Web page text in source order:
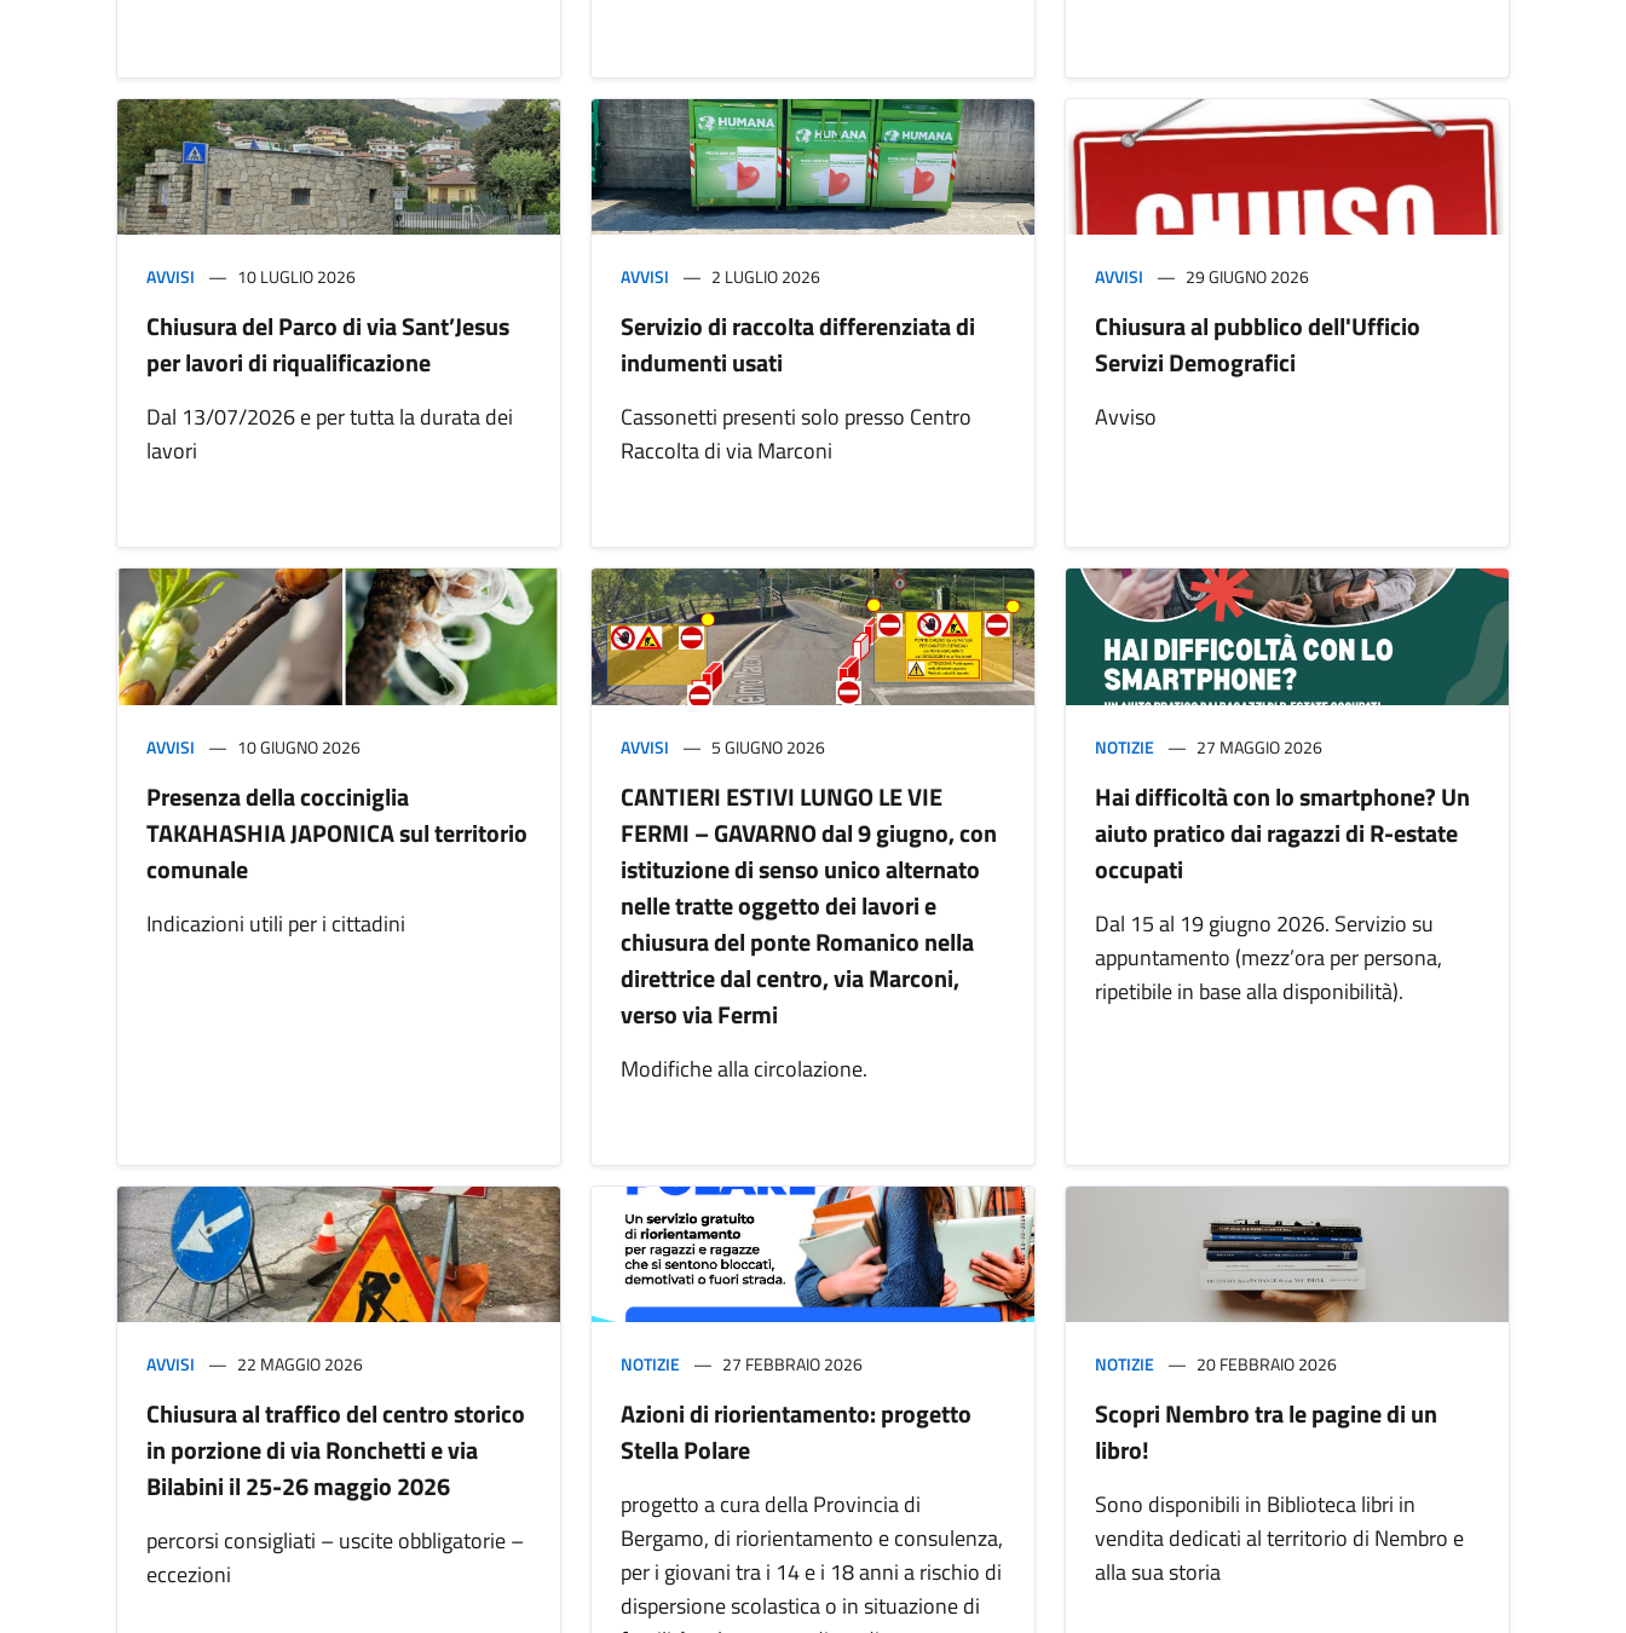
AVVISI 10 LUGLIO 2026
Chiusura del Parco di via Sant’Jesus
per lavori di riqualificazione
Dal 13/07/2026 e per tutta la durata dei
lavori
AVVISI 2 LUGLIO 2026
Servizio di raccolta differenziata di
indumenti usati
Cassonetti presenti solo presso Centro
Raccolta di via Marconi
AVVISI 29 GIUGNO 2026
Chiusura al pubblico dell'Ufficio
Servizi Demografici
Avviso
AVVISI 10 GIUGNO 2026
Presenza della cocciniglia
TAKAHASHIA JAPONICA sul territorio
comunale
Indicazioni utili per i cittadini
AVVISI 5 GIUGNO 2026
CANTIERI ESTIVI LUNGO LE VIE
FERMI – GAVARNO dal 9 giugno, con
istituzione di senso unico alternato
nelle tratte oggetto dei lavori e
chiusura del ponte Romanico nella
direttrice dal centro, via Marconi,
verso via Fermi
Modifiche alla circolazione.
NOTIZIE 27 MAGGIO 2026
Hai difficoltà con lo smartphone? Un
aiuto pratico dai ragazzi di R-estate
occupati
Dal 15 al 19 giugno 2026. Servizio su
appuntamento (mezz’ora per persona,
ripetibile in base alla disponibilità).
AVVISI 22 MAGGIO 2026
Chiusura al traffico del centro storico
in porzione di via Ronchetti e via
Bilabini il 25-26 maggio 2026
percorsi consigliati – uscite obbligatorie –
eccezioni
NOTIZIE 27 FEBBRAIO 2026
Azioni di riorientamento: progetto
Stella Polare
progetto a cura della Provincia di
Bergamo, di riorientamento e consulenza,
per i giovani tra i 14 e i 18 anni a rischio di
dispersione scolastica o in situazione di
NOTIZIE 20 FEBBRAIO 2026
Scopri Nembro tra le pagine di un
libro!
Sono disponibili in Biblioteca libri in
vendita dedicati al territorio di Nembro e
alla sua storia